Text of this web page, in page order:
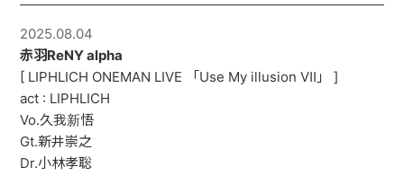
VIDEO
DISCOGRAPHY
BLOG
2025.08.04
赤羽ReNY alpha
[ LIPHLICH ONEMAN LIVE 「Use My illusion Ⅶ」 ]
act : LIPHLICH
Vo.久我新悟
Gt.新井崇之
Dr.小林孝聡